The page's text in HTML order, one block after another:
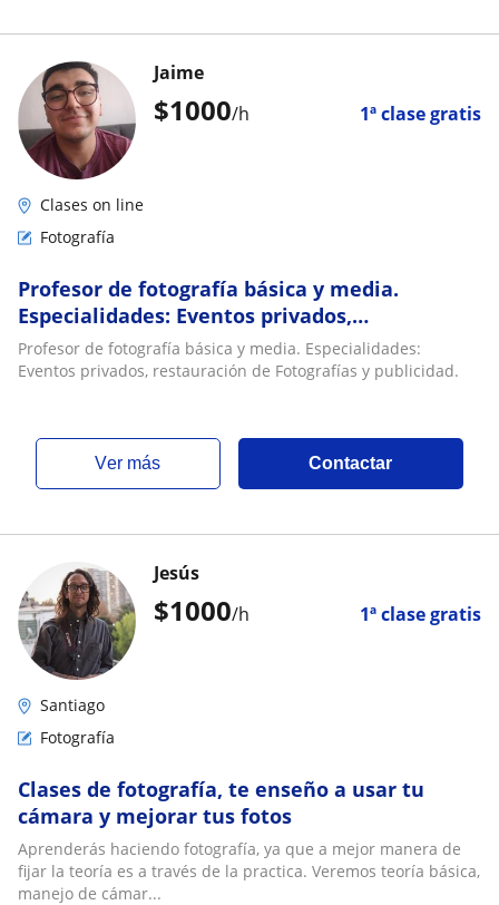
$1000/h 1ª clase gratis
Jaime
Clases on line
Fotografía
Profesor de fotografía básica y media.
Especialidades: Eventos privados,
restauración de Fotografías y publicidad
Profesor de fotografía básica y media. Especialidades:
Eventos privados, restauración de Fotografías y publicidad.
ver más Contactar
$1000/h 1ª clase gratis
Jesús
Santiago
Fotografía
Clases de fotografía, te enseño a usar tu
cámara y mejorar tus fotos
Aprenderás haciendo fotografía, ya que a mejor manera de
fijar la teoría es a través de la practica. Veremos teoría básica,
manejo de cámar...